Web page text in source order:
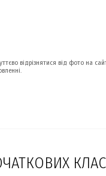
відрізнятися від фото на